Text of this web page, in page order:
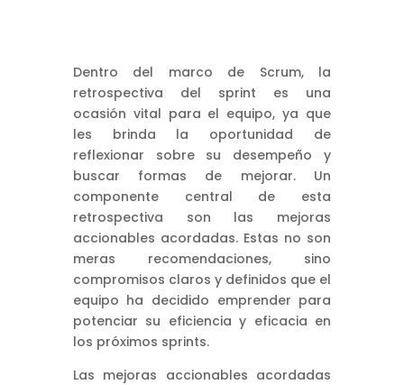
Dentro del marco de Scrum, la
retrospectiva del sprint es una
ocasión vital para el equipo, ya que
les brinda la oportunidad de
reflexionar sobre su desempeño y
buscar formas de mejorar. Un
componente central de esta
retrospectiva son las mejoras
accionables acordadas. Estas no son
meras recomendaciones, sino
compromisos claros y definidos que el
equipo ha decidido emprender para
potenciar su eficiencia y eficacia en
los próximos sprints.
Las mejoras accionables acordadas